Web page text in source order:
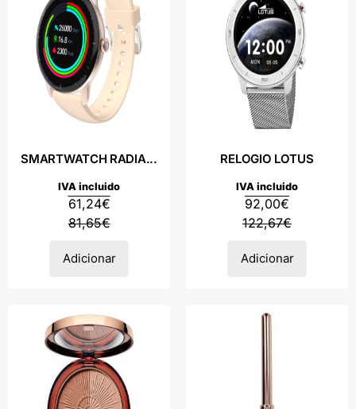
SMARTWATCH RADIA...
81,65€
61,24€
IVA incluido
Adicionar
RELOGIO LOTUS
122,67€
92,00€
IVA incluido
Adicionar